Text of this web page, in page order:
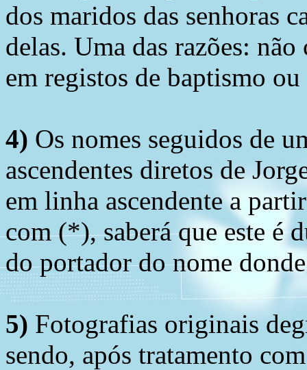
dos maridos das senhoras
delas. Uma das razões:
em registos de baptismo
4) Os nomes seguidos de
ascendentes diretos de
em linha ascendente a
com (*), saberá que este é
do portador do nome
5) Fotografias originais
sendo, após tratamento